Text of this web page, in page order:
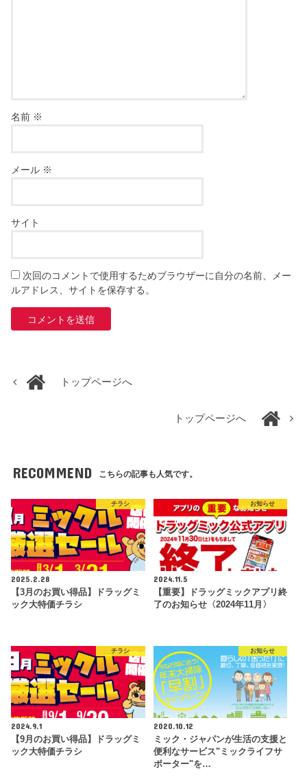
名前 ※
メール ※
サイト
次回のコメントで使用するためブラウザーに自分の名前、メー
ルアドレス、サイトを保存する。
トップページへ
トップページへ
RECOMMEND こちらの記事も人気です。
チラシ
2025.2.28
【3月のお買い得品】ドラッグミ
ック大特価チラシ
お知らせ
2024.11.5
【重要】ドラッグミックアプリ終
了のお知らせ〈2024年11月〉
チラシ
2024.9.1
【9月のお買い得品】ドラッグミ
ック大特価チラシ
お知らせ
2020.10.12
ミック・ジャパンが生活の支援と
便利なサービス"ミックライフサ
ポーター"を…